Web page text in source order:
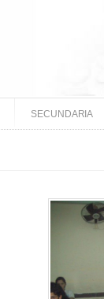
SECUNDARIA